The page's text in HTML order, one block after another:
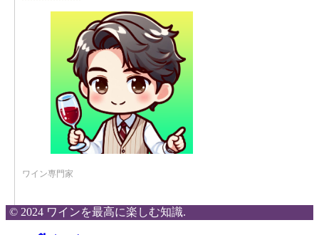
ワイン専門家
© 2024 ワインを最高に楽しむ知識.